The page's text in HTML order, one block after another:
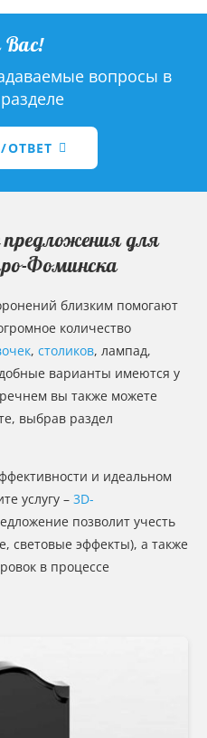
вопросы в
ОТВЕТ
для
Фоминска
близким помогают
количество
, столиков, лампад,
варианты имеются у
вы также можете
выбрав раздел
и идеальном
услугу – 3D-
позволит учесть
световые эффекты), а также
в процессе